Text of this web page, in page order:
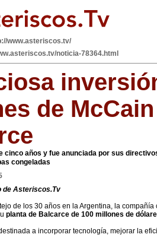
www.asteriscos.tv/
noticia-78364.html
de
cinco años y fue anunciada por sus
congeladas
de Asteriscos.Tv
de los 30 años en la Argentina, la compañía
planta de Balcarce de 100 millones de
a incorporar tecnología, mejorar la